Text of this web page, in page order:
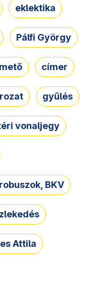
eklektika
Pálfi György
címer
gyűlés
vonaljegy
BKV
Attila